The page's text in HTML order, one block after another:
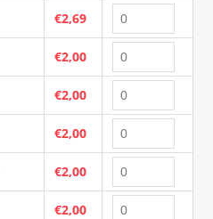
€2,69
€2,00
€2,00
€2,00
€2,00
€2,00